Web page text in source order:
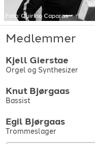
Foto: Quirino Caparas
Medlemmer
Kjell Gierstae
Orgel og Synthesizer
Knut Bjørgaas
Bassist
Egil Bjørgaas
Trommeslager